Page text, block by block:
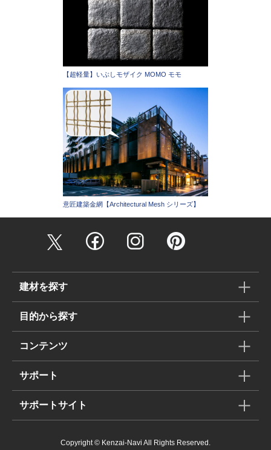
【超軽量】いぶしモザイク MOMO モモ
意匠建築金網【Architectural Mesh シリーズ】
建材を探す
目的から探す
コンテンツ
サポート
サポートサイト
Copyright © Kenzai-Navi All Rights Reserved.